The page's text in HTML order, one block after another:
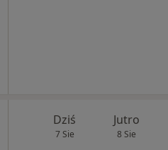
Dziś
7 Sie
Jutro
8 Sie